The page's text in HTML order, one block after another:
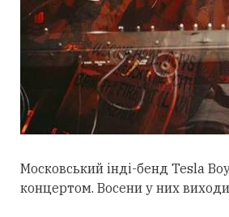
Московський інді-бенд Tesla
концертом. Восени у них